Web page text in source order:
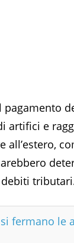
pagamento
artifici e
all’estero,
fermano le